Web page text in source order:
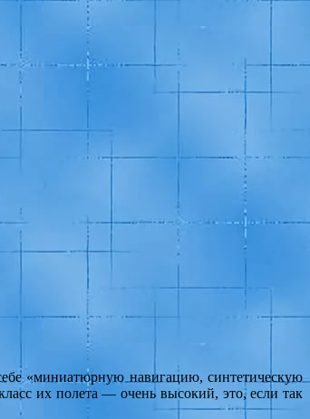
себе «миниатюрную навигацию, синтетическую
их полета — очень высокий, это, если так